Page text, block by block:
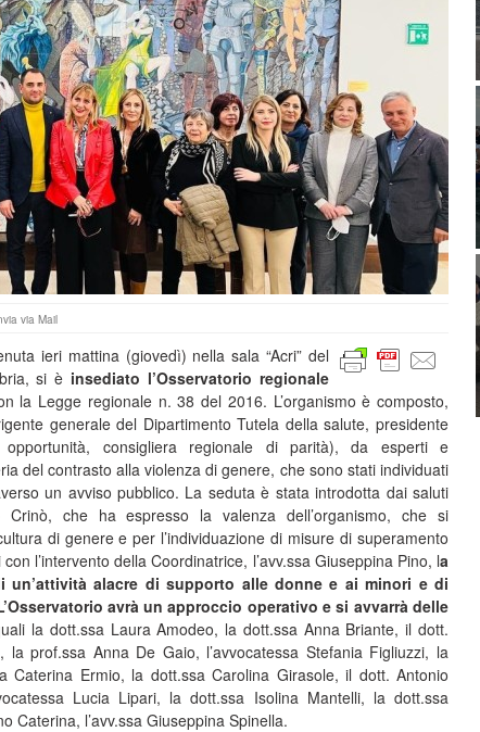
via Mail
ieri mattina (giovedì) nella sala “Acri” del
si è insediato l’Osservatorio regionale
la Legge regionale n. 38 del 2016. L’organismo è composto,
generale del Dipartimento Tutela della salute, presidente
opportunità, consigliera regionale di parità), da esperti e
del contrasto alla violenza di genere, che sono stati individuati
un avviso pubblico. La seduta è stata introdotta dai saluti
Crinò, che ha espresso la valenza dell’organismo, che si
di genere e per l’individuazione di misure di superamento
l’intervento della Coordinatrice, l’avv.ssa Giuseppina Pino, la
un’attività alacre di supporto alle donne e ai minori e di
avrà un approccio operativo e si avvarrà delle
la dott.ssa Laura Amodeo, la dott.ssa Anna Briante, il dott.
la prof.ssa Anna De Gaio, l’avvocatessa Stefania Figliuzzi, la
Caterina Ermio, la dott.ssa Carolina Girasole, il dott. Antonio
Lucia Lipari, la dott.ssa Isolina Mantelli, la dott.ssa
Caterina, l’avv.ssa Giuseppina Spinella.